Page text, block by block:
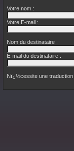
Votre nom :
Votre E-mail :
Nom du destinataire :
E-mail du destinataire :
Nï¿½cessite une traduction